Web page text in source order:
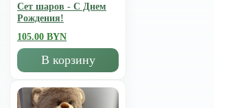
Сет шаров - С Днем
Рождения!
105.00 BYN
В корзину